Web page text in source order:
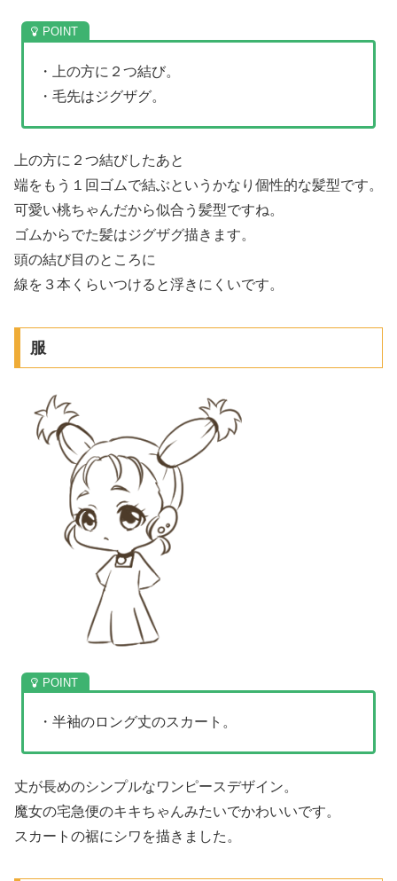
・上の方に２つ結び。
・毛先はジグザグ。
上の方に２つ結びしたあと
端をもう１回ゴムで結ぶというかなり個性的な髪型です。
可愛い桃ちゃんだから似合う髪型ですね。
ゴムからでた髪はジグザグ描きます。
頭の結び目のところに
線を３本くらいつけると浮きにくいです。
服
・半袖のロング丈のスカート。
丈が長めのシンプルなワンピースデザイン。
魔女の宅急便のキキちゃんみたいでかわいいです。
スカートの裾にシワを描きました。